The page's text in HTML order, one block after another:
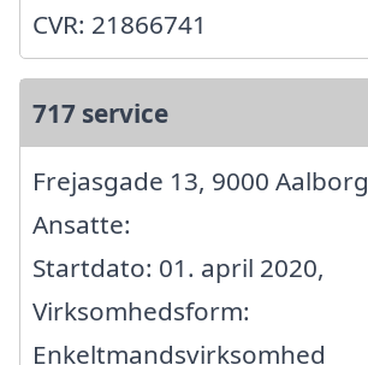
CVR: 21866741
717 service
Frejasgade 13, 9000 Aalborg
Ansatte:
Startdato: 01. april 2020,
Virksomhedsform:
Enkeltmandsvirksomhed